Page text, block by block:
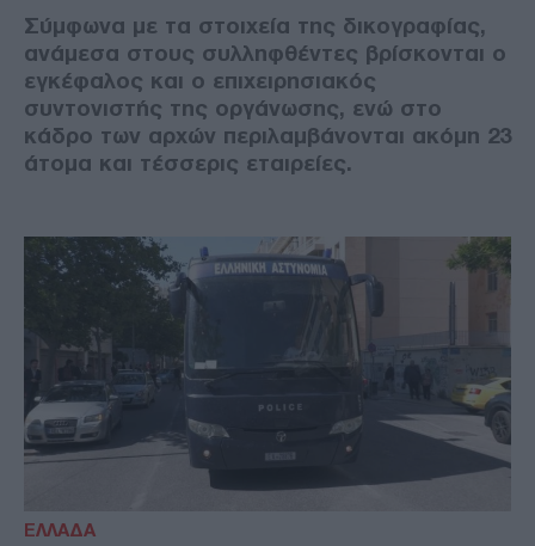
Σύμφωνα με τα στοιχεία της δικογραφίας,
ανάμεσα στους συλληφθέντες βρίσκονται ο
εγκέφαλος και ο επιχειρησιακός
συντονιστής της οργάνωσης, ενώ στο
κάδρο των αρχών περιλαμβάνονται ακόμη 23
άτομα και τέσσερις εταιρείες.
ΕΛΛΑΔΑ